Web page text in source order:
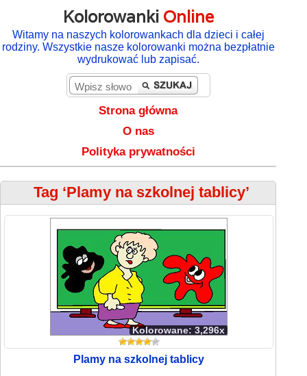
Kolorowanki Online
Witamy na naszych kolorowankach dla dzieci i całej
rodziny. Wszystkie nasze kolorowanki można bezpłatnie
wydrukować lub zapisać.
Strona główna
O nas
Polityka prywatności
Tag ‘Plamy na szkolnej tablicy’
Kolorowane: 3,296x
Plamy na szkolnej tablicy